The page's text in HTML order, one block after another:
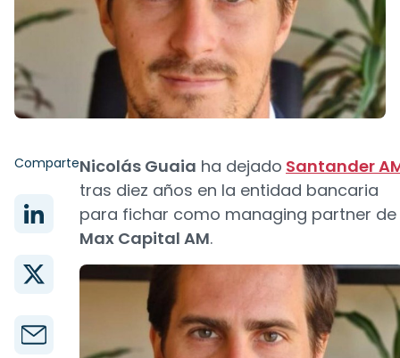
ComparteNicolás Guaia ha dejado Santander
tras diez años en la entidad bancaria
para fichar como managing partner de
Max Capital AM.